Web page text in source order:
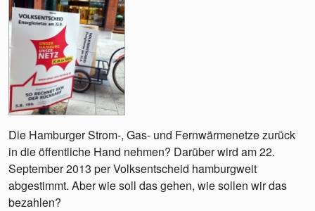
Die Hamburger Strom-, Gas- und Fernwärmenetze zurück
in die öffentliche Hand nehmen? Darüber wird am 22.
September 2013 per Volksentscheid hamburgweit
abgestimmt. Aber wie soll das gehen, wie sollen wir das
bezahlen?